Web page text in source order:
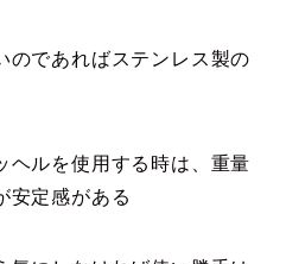
のであればステンレス製の
ヘルを使用する時は、重量
安定感がある